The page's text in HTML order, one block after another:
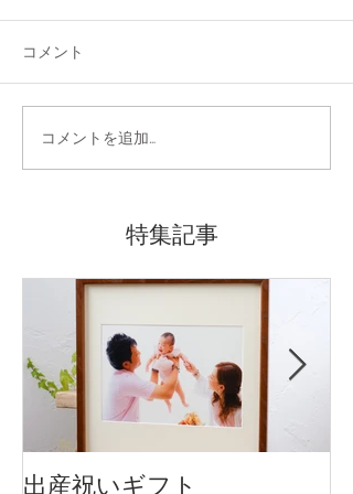
コメント
コメントを追加…
特集記事
出産祝いギフト